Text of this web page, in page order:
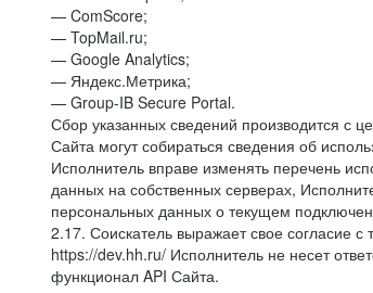
— ComScore;
— TopMail.ru;
— Google Analytics;
— Яндекс.Метрика;
— Group-IB Secure Portal.
Сбор указанных сведений производится с
Сайта могут собираться сведения об
Исполнитель вправе изменять перечень
данных на собственных серверах,
персональных данных о текущем
2.17. Соискатель выражает свое согласие
https://dev.hh.ru/ Исполнитель не несет
функционал API Сайта.